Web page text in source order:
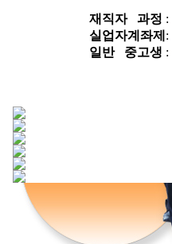
재직자 과정 :
실업자계좌제 :
일반 중고생 :